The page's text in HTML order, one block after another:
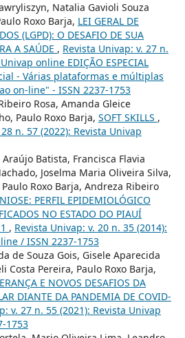
Natalia Gavioli Souza
Roxo Barja, LEI GERAL DE
(LGPD): O DESAFIO DE SUA
A SAÚDE , Revista Univap: v. 27 n.
online EDIÇÃO ESPECIAL
- Várias plataformas e múltiplas
on-line" - ISSN 2237-1753
Rosa, Amanda Gleice
Paulo Roxo Barja, SOFT SKILLS ,
n. 57 (2022): Revista Univap
Batista, Francisca Flavia
Joselma Maria Oliveira Silva,
Roxo Barja, Andreza Ribeiro
PERFIL EPIDEMIOLÓGICO
NO ESTADO DO PIAUÍ
, Revista Univap: v. 20 n. 35 (2014):
/ ISSN 2237-1753
de Souza Gois, Gisele Aparecida
Costa Pereira, Paulo Roxo Barja,
E NOVOS DESAFIOS DA
DIANTE DA PANDEMIA DE COVID-
v. 27 n. 55 (2021): Revista Univap
1753